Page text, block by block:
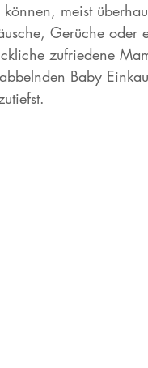
meist
Gerüche
zufriedene
Baby